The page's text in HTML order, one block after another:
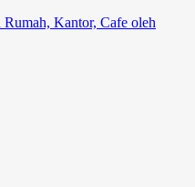
Rumah, Kantor, Cafe oleh